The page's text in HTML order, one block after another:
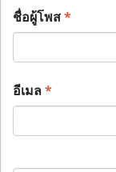
ชื่อผู้โพส*
อีเมล*